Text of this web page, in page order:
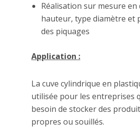
Réalisation sur mesure en
hauteur, type diamètre et
des piquages
Application :
La cuve cylindrique en
utilisée pour les entreprises
besoin de stocker des
propres ou souillés.